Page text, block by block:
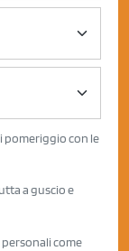
pomeriggio con le
a guscio e
come